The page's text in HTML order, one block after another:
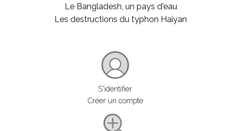
Le Bangladesh, un pays d'eau
Les destructions du typhon Haiyan
S'identifier
Créer un compte